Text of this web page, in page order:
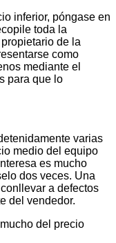
inferior, póngase en
toda la
de la
como
mediante el
para que lo
varias
medio del equipo
es mucho
dos veces. Una
a defectos
del vendedor.
del precio